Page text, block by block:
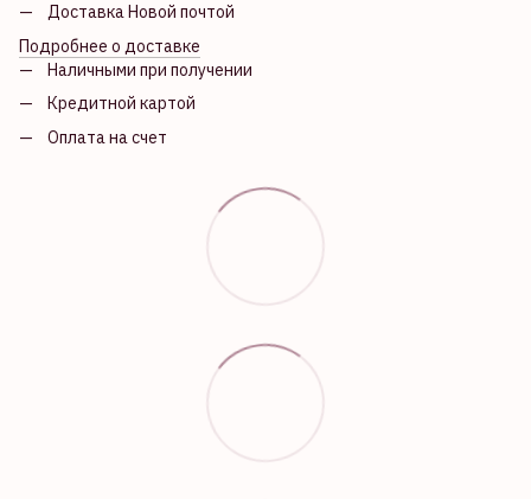
Доставка Новой почтой
Подробнее о доставке
Наличными при получении
Кредитной картой
Оплата на счет